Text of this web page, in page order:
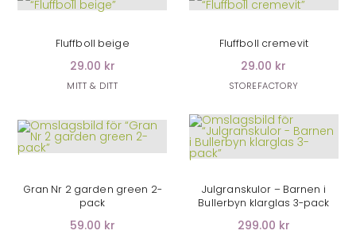
Fluffboll beige
29.00 kr
Fluffboll cremevit
29.00 kr
MITT & DITT
Gran Nr 2 garden green 2-
pack
59.00 kr
STOREFACTORY
Julgranskulor – Barnen i
Bullerbyn klarglas 3-pack
299.00 kr